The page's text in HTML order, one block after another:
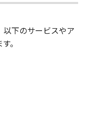
以下のサービスやア
。